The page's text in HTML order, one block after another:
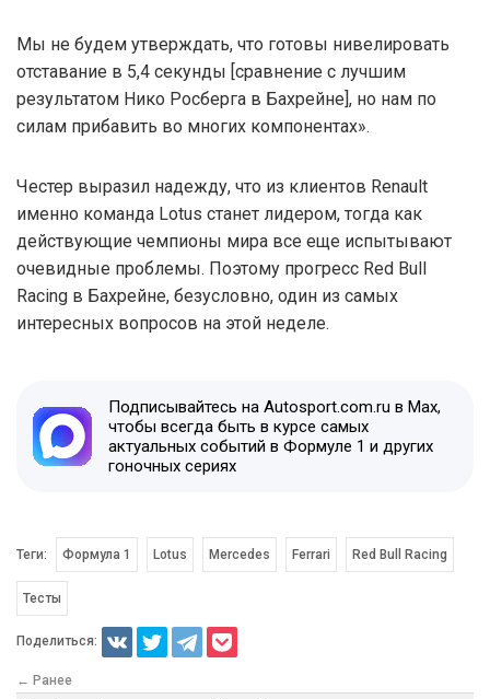
Мы не будем утверждать, что готовы нивелировать
отставание в 5,4 секунды [сравнение с лучшим
результатом Нико Росберга в Бахрейне], но нам по
силам прибавить во многих компонентах».
Честер выразил надежду, что из клиентов Renault
именно команда Lotus станет лидером, тогда как
действующие чемпионы мира все еще испытывают
очевидные проблемы. Поэтому прогресс Red Bull
Racing в Бахрейне, безусловно, один из самых
интересных вопросов на этой неделе.
Подписывайтесь на Autosport.com.ru в Max,
чтобы всегда быть в курсе самых
актуальных событий в Формуле 1 и других
гоночных сериях
Теги: Формула 1 Lotus Mercedes Ferrari Red Bull Racing
Тесты
Поделиться:
← Ранее